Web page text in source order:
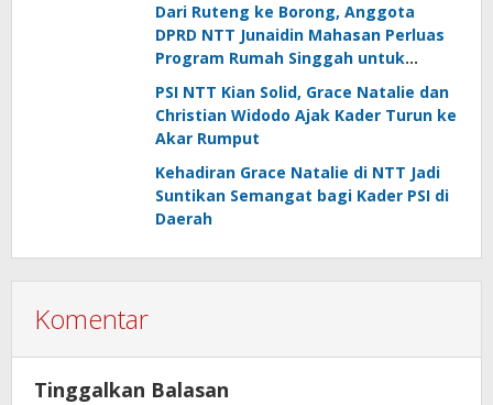
Dari Ruteng ke Borong, Anggota
DPRD NTT Junaidin Mahasan Perluas
Program Rumah Singgah untuk
Pasien Rujukan
PSI NTT Kian Solid, Grace Natalie dan
Christian Widodo Ajak Kader Turun ke
Akar Rumput
Kehadiran Grace Natalie di NTT Jadi
Suntikan Semangat bagi Kader PSI di
Daerah
Komentar
Tinggalkan Balasan